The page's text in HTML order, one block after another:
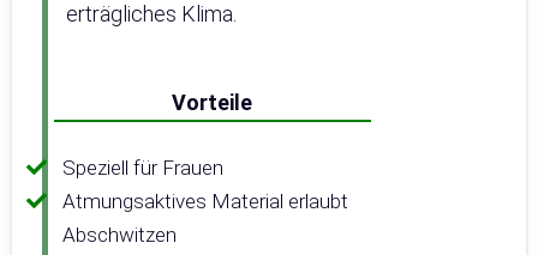
erträgliches Klima.
Vorteile
Speziell für Frauen
Atmungsaktives Material erlaubt
Abschwitzen